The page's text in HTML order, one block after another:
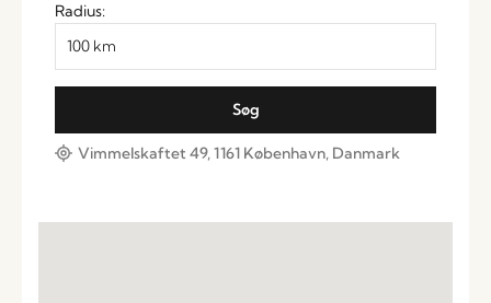
Radius:
Vimmelskaftet 49, 1161 København, Danmark